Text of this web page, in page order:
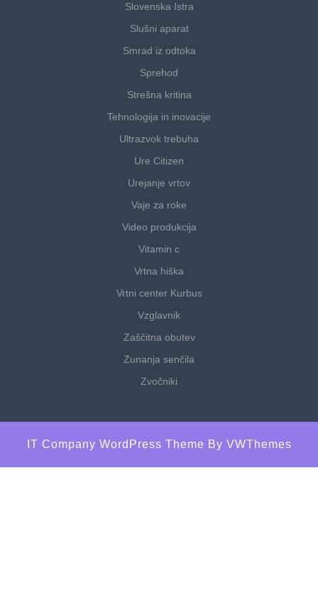
Slovenska Istra
Slušni aparat
Smrad iz odtoka
Sprehod
Strešna kritina
Tehnologija in inovacije
Ultrazvok trebuha
Ure Citizen
Urejanje vrtov
Vaje za roke
Video produkcija
Vitamin c
Vrtna hiška
Vrtni center Kurbus
Vzglavnik
Zaščitna obutev
Zunanja senčila
Zvočniki
IT Company WordPress Theme By VWThemes